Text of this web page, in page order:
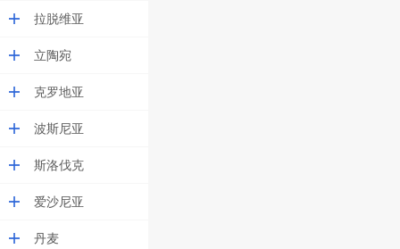
拉脱维亚
立陶宛
克罗地亚
波斯尼亚
斯洛伐克
爱沙尼亚
丹麦